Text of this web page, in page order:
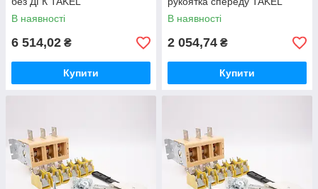
В наявності
6 514,02 ₴
Купити
В наявності
2 054,74 ₴
Купити